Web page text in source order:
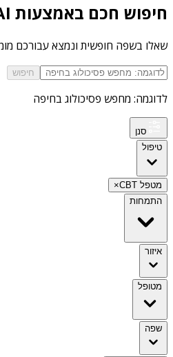
חיפוש חכם באמצעות AI
שאלו בשפה חופשית ונמצא עבורכם
חיפוש
לדוגמה: מחפש פסיכולוג בחיפה
סנן
טיפול
מטפל CBT
×
התמחות
איזור
מטופל
שפה